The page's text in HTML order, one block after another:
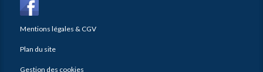
Mentions légales & CGV
Plan du site
Gestion des cookies